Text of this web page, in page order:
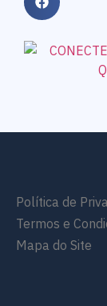
Política de
Termos e
Mapa do Site